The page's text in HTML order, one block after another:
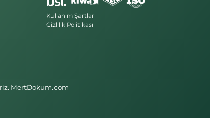
Kullanım Şartları
Gizlilik Politikası
MertDokum.com